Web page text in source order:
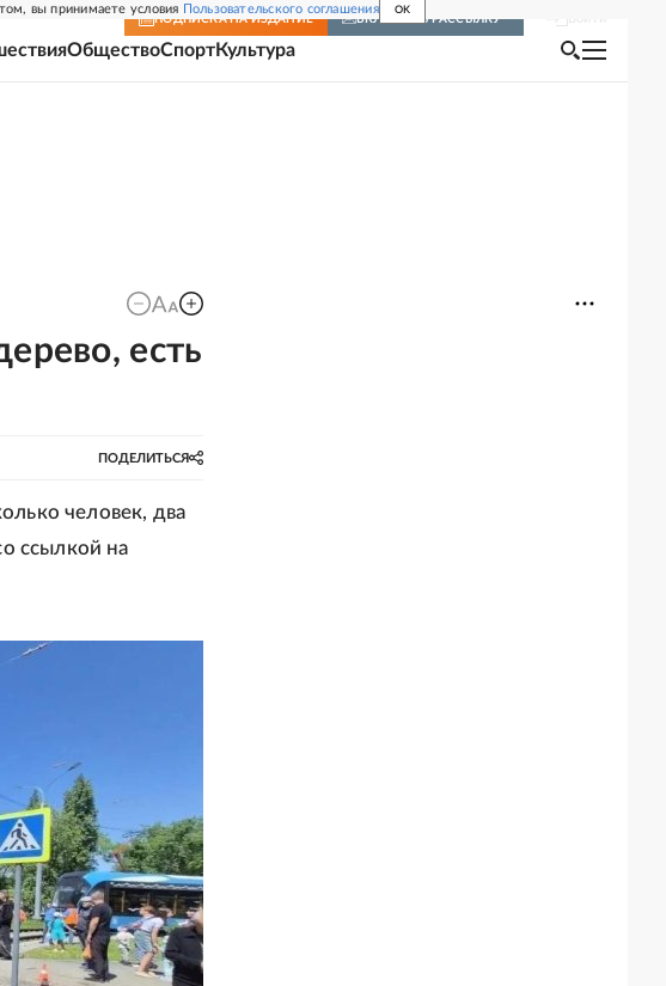
вы принимаете условия Пользовательского соглашения OK
ПОДПИСКА НА ИЗДАНИЕ ВКЛЮЧИТЬ РАССЫЛКУ
ОбществоСпортКультура
есть
ПОДЕЛИТЬСЯ
человек, два
ссылкой на